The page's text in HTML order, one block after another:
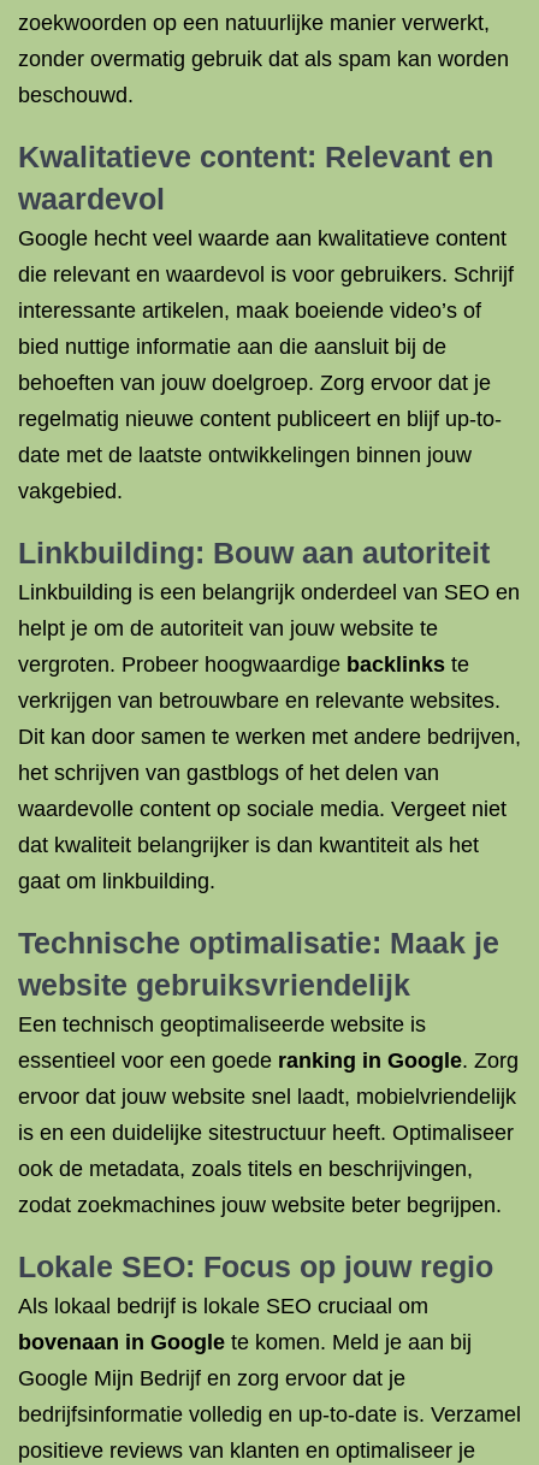
zoekwoorden op een natuurlijke manier verwerkt,
zonder overmatig gebruik dat als spam kan worden
beschouwd.
Kwalitatieve content: Relevant en
waardevol
Google hecht veel waarde aan kwalitatieve content
die relevant en waardevol is voor gebruikers. Schrijf
interessante artikelen, maak boeiende video’s of
bied nuttige informatie aan die aansluit bij de
behoeften van jouw doelgroep. Zorg ervoor dat je
regelmatig nieuwe content publiceert en blijf up-to-
date met de laatste ontwikkelingen binnen jouw
vakgebied.
Linkbuilding: Bouw aan autoriteit
Linkbuilding is een belangrijk onderdeel van SEO en
helpt je om de autoriteit van jouw website te
vergroten. Probeer hoogwaardige backlinks te
verkrijgen van betrouwbare en relevante websites.
Dit kan door samen te werken met andere bedrijven,
het schrijven van gastblogs of het delen van
waardevolle content op sociale media. Vergeet niet
dat kwaliteit belangrijker is dan kwantiteit als het
gaat om linkbuilding.
Technische optimalisatie: Maak je
website gebruiksvriendelijk
Een technisch geoptimaliseerde website is
essentieel voor een goede ranking in Google. Zorg
ervoor dat jouw website snel laadt, mobielvriendelijk
is en een duidelijke sitestructuur heeft. Optimaliseer
ook de metadata, zoals titels en beschrijvingen,
zodat zoekmachines jouw website beter begrijpen.
Lokale SEO: Focus op jouw regio
Als lokaal bedrijf is lokale SEO cruciaal om
bovenaan in Google te komen. Meld je aan bij
Google Mijn Bedrijf en zorg ervoor dat je
bedrijfsinformatie volledig en up-to-date is. Verzamel
positieve reviews van klanten en optimaliseer je